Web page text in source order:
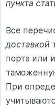
пункта
Все
доставкой
порта или
При